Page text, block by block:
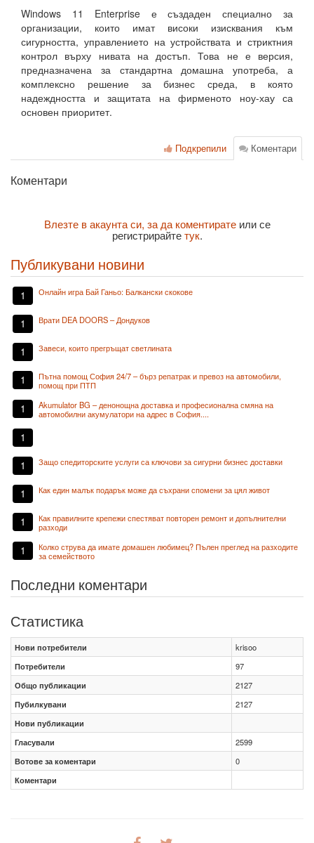
Windows 11 Enterprise е създаден специално за
организации, които имат високи изисквания към
сигурността, управлението на устройствата и стриктния
контрол върху нивата на достъп. Това не е версия,
предназначена за стандартна домашна употреба, а
комплексно решение за бизнес среда, в която
надеждността и защитата на фирменото ноу-хау са
основен приоритет.
Коментари
Подкрепили
Коментари
Влезте в акаунта си, за да коментиратеили се
регистрирайтетук.
Публикувани новини
1 Онлайн игра Бай Ганьо: Балкански скокове
1 Врати DEA DOORS – Дондуков
1 Завеси, които прегръщат светлината
1
Пътна помощ София 24/7 – бърз репатрак и превоз на автомобили,
помощ при ПТП
1
Akumulator BG – денонощна доставка и професионална смяна на
автомобилни акумулатори на адрес в София....
1
1 Защо спедиторските услуги са ключови за сигурни бизнес доставки
1 Как един малък подарък може да съхрани спомени за цял живот
1
Как правилните крепежи спестяват повторен ремонт и допълнителни
разходи
1
Колко струва да имате домашен любимец? Пълен преглед на разходите
за семейството
Последни коментари
Статистика
Нови потребители
krisoo
Потребители
97
Общо публикации
2127
Пубилкувани
2127
Нови публикации
Гласували
2599
Вотове за коментари
0
Коментари